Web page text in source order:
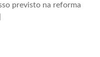
previsto na reforma